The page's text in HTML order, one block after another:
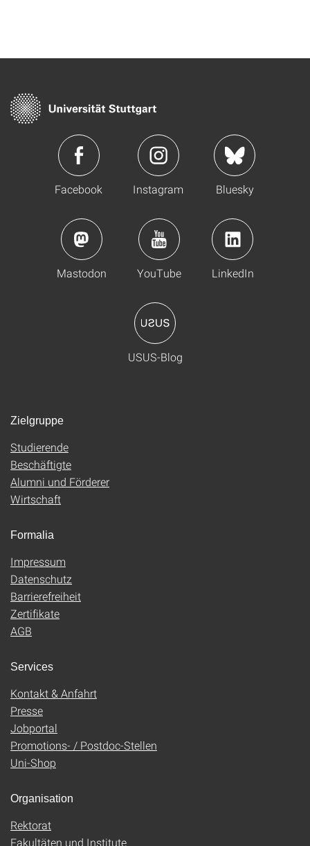
Facebook Instagram Bluesky
Mastodon YouTube LinkedIn
USUS-Blog
Zielgruppe
Studierende
Beschäftigte
Alumni und Förderer
Wirtschaft
Formalia
Impressum
Datenschutz
Barrierefreiheit
Zertifikate
AGB
Services
Kontakt & Anfahrt
Presse
Jobportal
Promotions- / Postdoc-Stellen
Uni-Shop
Organisation
Rektorat
Fakultäten und Institute